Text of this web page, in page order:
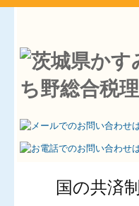
HOME
お知らせ
求人情報
国の共済